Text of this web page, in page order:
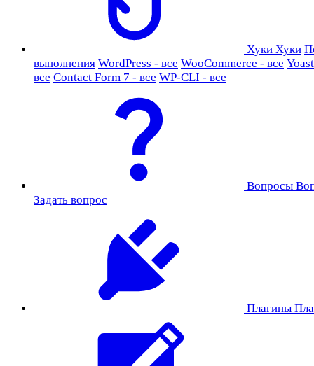
Хуки Хуки
выполнения WordPress - все WooCommerce - все
все Contact Form 7 - все WP-CLI - все
Вопросы
Задать вопрос
Плагины